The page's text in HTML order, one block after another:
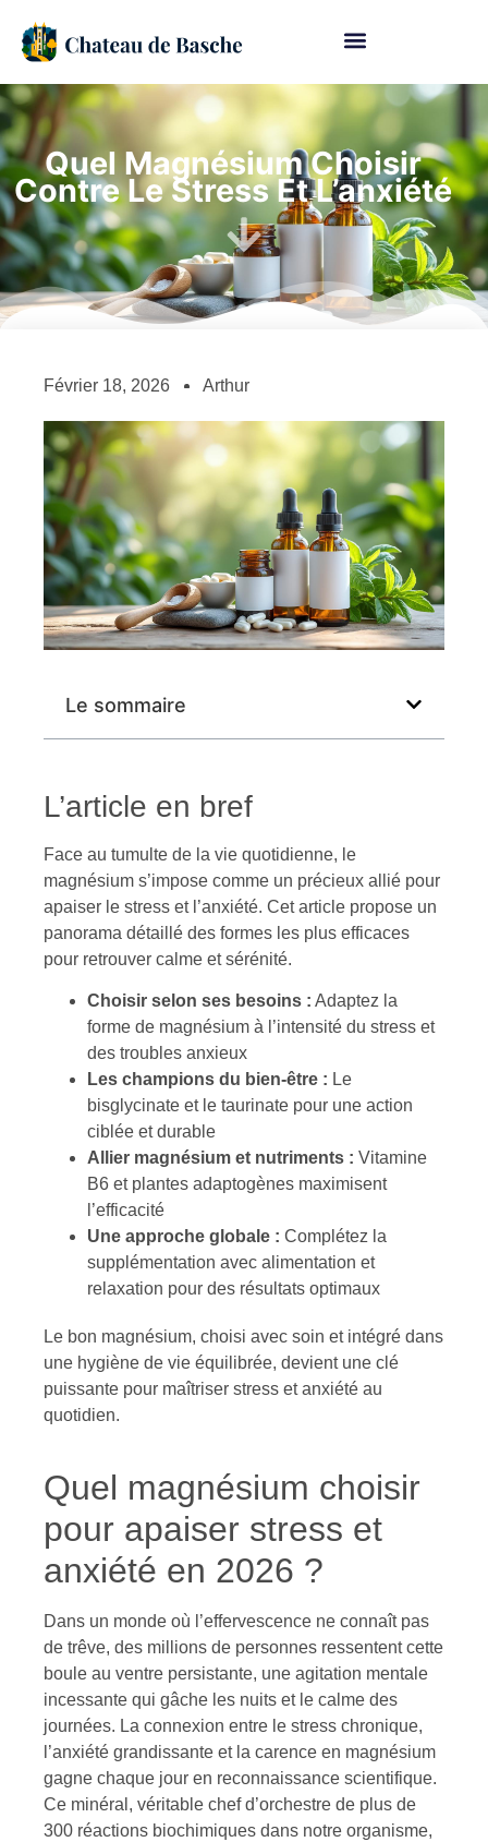
Quel Magnésium Choisir
Contre Le Stress Et L’anxiété
Février 18, 2026 Arthur
Le sommaire
L’article en bref
Face au tumulte de la vie quotidienne, le
magnésium s’impose comme un précieux allié pour
apaiser le stress et l’anxiété. Cet article propose un
panorama détaillé des formes les plus efficaces
pour retrouver calme et sérénité.
Choisir selon ses besoins : Adaptez la
forme de magnésium à l’intensité du stress et
des troubles anxieux
Les champions du bien-être : Le
bisglycinate et le taurinate pour une action
ciblée et durable
Allier magnésium et nutriments : Vitamine
B6 et plantes adaptogènes maximisent
l’efficacité
Une approche globale : Complétez la
supplémentation avec alimentation et
relaxation pour des résultats optimaux
Le bon magnésium, choisi avec soin et intégré dans
une hygiène de vie équilibrée, devient une clé
puissante pour maîtriser stress et anxiété au
quotidien.
Quel magnésium choisir
pour apaiser stress et
anxiété en 2026 ?
Dans un monde où l’effervescence ne connaît pas
de trêve, des millions de personnes ressentent cette
boule au ventre persistante, une agitation mentale
incessante qui gâche les nuits et le calme des
journées. La connexion entre le stress chronique,
l’anxiété grandissante et la carence en magnésium
gagne chaque jour en reconnaissance scientifique.
Ce minéral, véritable chef d’orchestre de plus de
300 réactions biochimiques dans notre organisme,